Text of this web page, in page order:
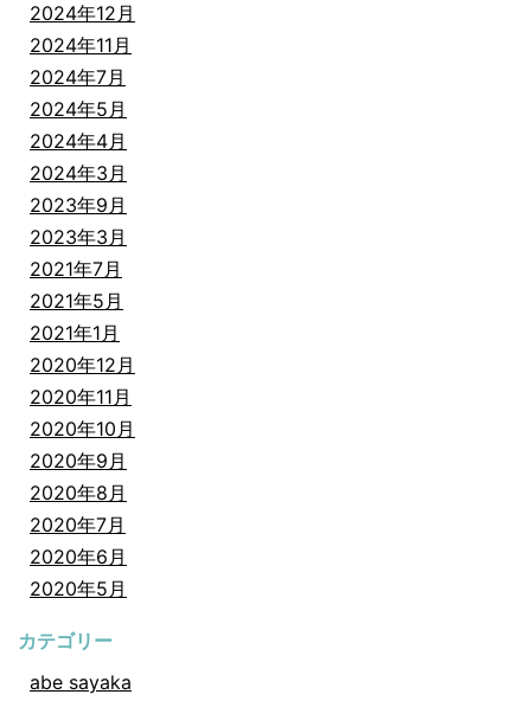
2024年12月
2024年11月
2024年7月
2024年5月
2024年4月
2024年3月
2023年9月
2023年3月
2021年7月
2021年5月
2021年1月
2020年12月
2020年11月
2020年10月
2020年9月
2020年8月
2020年7月
2020年6月
2020年5月
カテゴリー
abe sayaka